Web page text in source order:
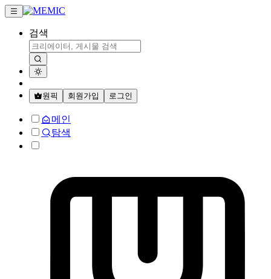
검색
원픽 회원가입 로그인
메인
탐색